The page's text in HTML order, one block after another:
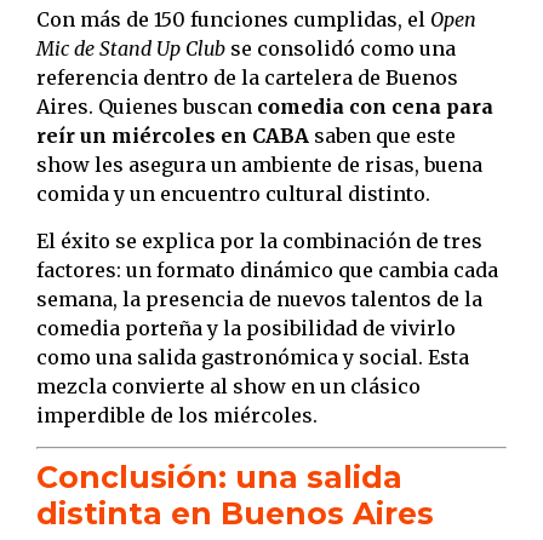
Con más de 150 funciones cumplidas, el Open
Mic de Stand Up Club se consolidó como una
referencia dentro de la cartelera de Buenos
Aires. Quienes buscan comedia con cena para
reír un miércoles en CABA saben que este
show les asegura un ambiente de risas, buena
comida y un encuentro cultural distinto.
El éxito se explica por la combinación de tres
factores: un formato dinámico que cambia cada
semana, la presencia de nuevos talentos de la
comedia porteña y la posibilidad de vivirlo
como una salida gastronómica y social. Esta
mezcla convierte al show en un clásico
imperdible de los miércoles.
Conclusión: una salida
distinta en Buenos Aires